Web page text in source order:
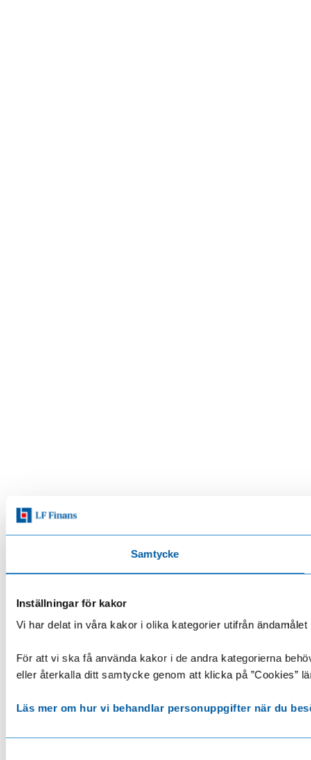
Samtycke
Inställningar för kakor
Vi har delat in våra kakor i olika kategorier utifrån
För att vi ska få använda kakor i de andra kategorierna
eller återkalla ditt samtycke genom att klicka på ”Cookies”
Läs mer om hur vi behandlar personuppgifter när du